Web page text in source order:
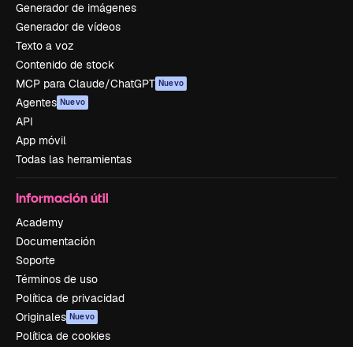
Generador de imágenes
Generador de vídeos
Texto a voz
Contenido de stock
MCP para Claude/ChatGPT Nuevo
Agentes Nuevo
API
App móvil
Todas las herramientas
Información útil
Academy
Documentación
Soporte
Términos de uso
Política de privacidad
Originales Nuevo
Política de cookies